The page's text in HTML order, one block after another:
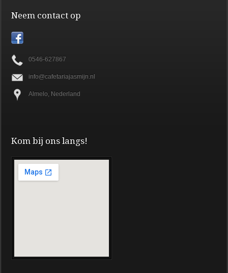
Neem contact op
0546-627867
info@cafetariajasmijn.nl
Almelo, Nederland
Kom bij ons langs!